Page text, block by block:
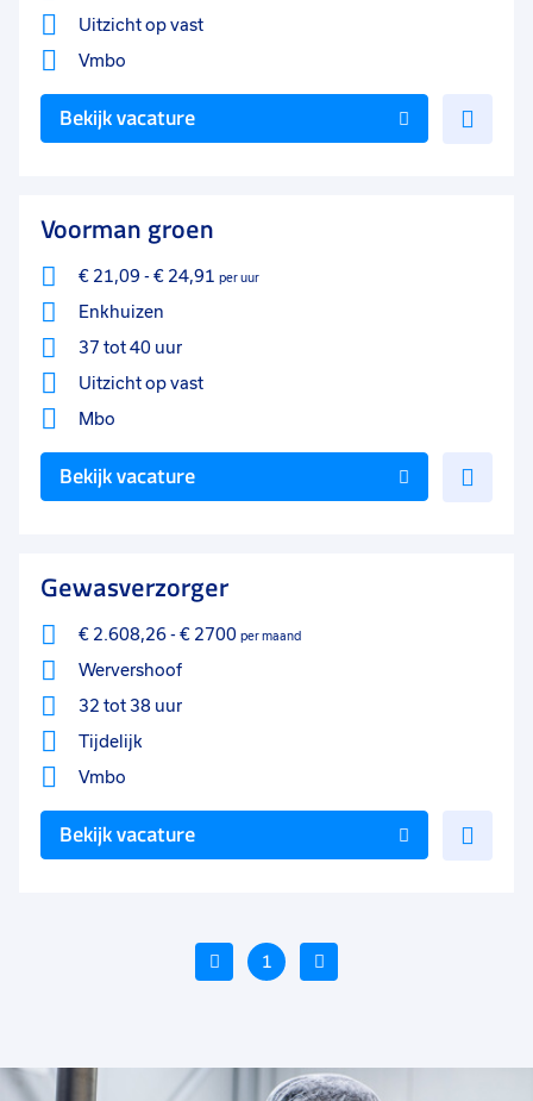
Uitzicht op vast
Vmbo
Bekijk vacature
Voorman groen
€ 21,09 - € 24,91 per uur
Enkhuizen
37 tot 40 uur
Uitzicht op vast
Mbo
Bekijk vacature
Gewasverzorger
€ 2.608,26- € 2700 per maand
Wervershoof
32 tot 38 uur
Tijdelijk
Vmbo
Bekijk vacature
Vorige
1